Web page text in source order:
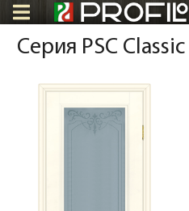
Серия PSC Classic